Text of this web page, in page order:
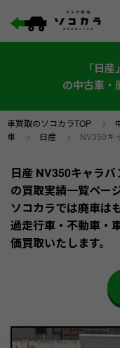
「日
の中古車・
車買取のソコカラTOP >
車 > 日産 > NV350キ
日産 NV350キャラ
の買取実績一覧ページ
ソコカラでは廃車は
過走行車・不動車・
価買取いたします。